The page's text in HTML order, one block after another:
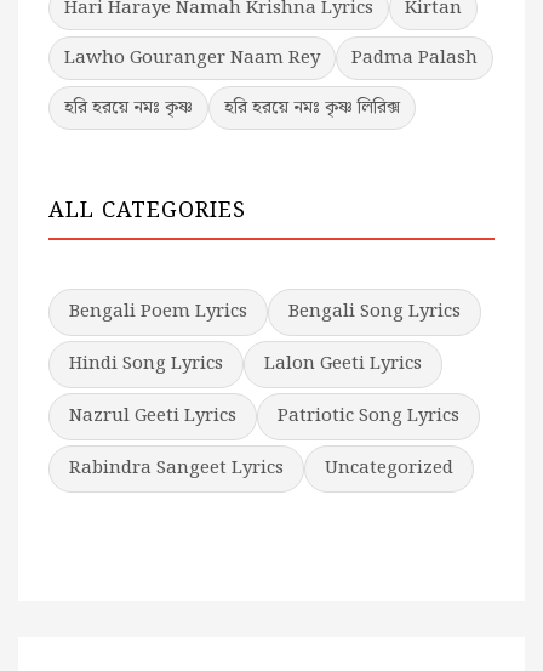
Hari Haraye Namah Krishna Lyrics
Kirtan
Lawho Gouranger Naam Rey
Padma Palash
হরি হরয়ে নমঃ কৃষ্ণ
হরি হরয়ে নমঃ কৃষ্ণ লিরিক্স
ALL CATEGORIES
Bengali Poem Lyrics
Bengali Song Lyrics
Hindi Song Lyrics
Lalon Geeti Lyrics
Nazrul Geeti Lyrics
Patriotic Song Lyrics
Rabindra Sangeet Lyrics
Uncategorized